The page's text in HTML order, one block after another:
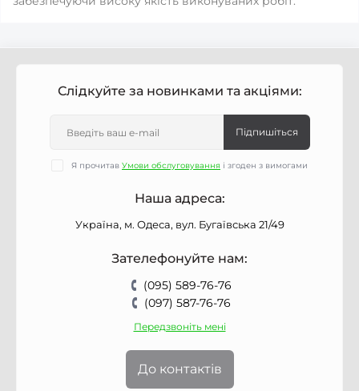
Слідкуйте за новинками та акціями:
Підпишіться
Я прочитав Умови обслуговування і згоден з вимогами
Наша адреса:
Україна, м. Одеса, вул. Бугаївська 21/49
Зателефонуйте нам:
(095) 589-76-76
(097) 587-76-76
Передзвоніть мені
До контактів